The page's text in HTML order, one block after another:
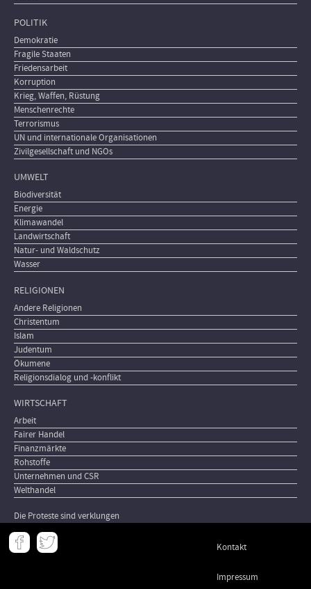
POLITIK
Demokratie
Fragile Staaten
Friedensarbeit
Korruption
Krieg, Waffen, Rüstung
Menschenrechte
Terrorismus
UN und internationale Organisationen
Zivilgesellschaft und NGOs
UMWELT
Biodiversität
Energie
Klimawandel
Landwirtschaft
Natur- und Waldschutz
Wasser
RELIGIONEN
Andere Religionen
Christentum
Islam
Judentum
Ökumene
Religionsdialog und -konflikt
WIRTSCHAFT
Arbeit
Fairer Handel
Finanzmärkte
Rohstoffe
Unternehmen und CSR
Welthandel
Die Proteste sind verklungen
Meta
- Kontakt
Impressum